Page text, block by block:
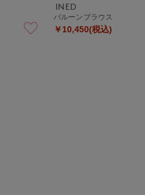
INED
バルーンブラウス
￥10,450(税込)